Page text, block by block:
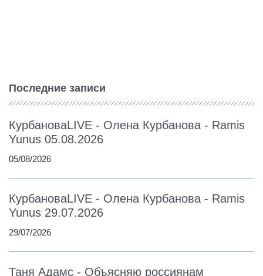
Последние записи
КурбановаLIVE - Олена Курбанова - Ramis
Yunus 05.08.2026
05/08/2026
КурбановаLIVE - Олена Курбанова - Ramis
Yunus 29.07.2026
29/07/2026
Таня Адамс - Объясняю россиянам